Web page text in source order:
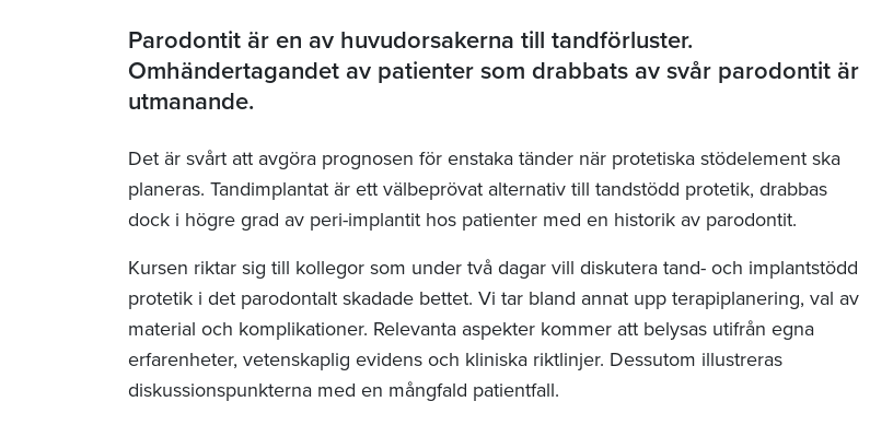
Parodontit är en av huvudorsakerna till tandförluster.
Omhändertagandet av patienter som drabbats av svår parodontit är
utmanande.
Det är svårt att avgöra prognosen för enstaka tänder när protetiska stödelement ska
planeras. Tandimplantat är ett välbeprövat alternativ till tandstödd protetik, drabbas
dock i högre grad av peri-implantit hos patienter med en historik av parodontit.
Kursen riktar sig till kollegor som under två dagar vill diskutera tand- och implantstödd
protetik i det parodontalt skadade bettet. Vi tar bland annat upp terapiplanering, val av
material och komplikationer. Relevanta aspekter kommer att belysas utifrån egna
erfarenheter, vetenskaplig evidens och kliniska riktlinjer. Dessutom illustreras
diskussionspunkterna med en mångfald patientfall.